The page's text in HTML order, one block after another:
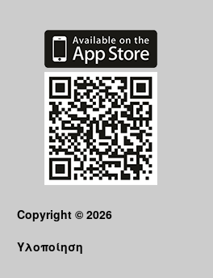
Copyright © 2026
Υλοποίηση